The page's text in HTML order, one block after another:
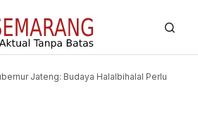
Jateng: Budaya Halalbihalal Perlu